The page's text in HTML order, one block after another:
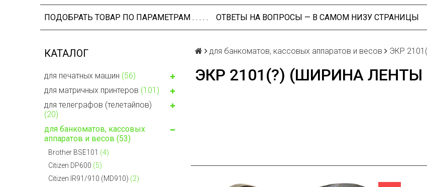
ПОДОБРАТЬ ТОВАР ПО ПАРАМЕТРАМ . . . . . ОТВЕТЫ НА ВОПРОСЫ — В САМОМ НИЗУ СТРАНИЦЫ
КАТАЛОГ
для печатных машин (56)
для матричных принтеров (101)
для телеграфов (телетайпов)
(20)
для банкоматов, кассовых
аппаратов и весов (53)
Brother BSE101 (4)
Citizen DP600 (5)
Citizen IR91/910 (MD910) (2)
для банкоматов, кассовых аппаратов и весов ЭКР
ЭКР 2101(?) (ШИРИНА